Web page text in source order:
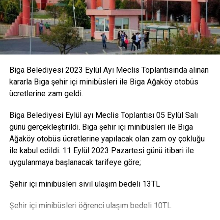
PROJE KAPSAMINDA AKBAŞ ŞEHİTLİĞİ’NDE YAPILACAK
ÇALIŞMALAR
10 bin m2 büyüklüğe sahip olan Akbaş Şehitliği’nde şehitlik
zemininde 806 mezar taşı bulunacak. 100 m2’lik rölyef
duvar kabartmalarının üzerinde 536 şehidin ismi yer
alacak. Çevre düzenlemesi ve ziyaretçilerin
dolaşabilmesine uygun düzenlemeler yapılacak.
Düzenlemeler kapsamında 2500 m2 doğal taş zemin
kaplaması ve 1000 metre doğal taş bordür ile sembolik
mezar alanları çevrelemesi yapılacak. Ana giriş kapısı,
sergi alanları, abdest alma alanları, şadırvan, tuvaletler ve
şehitliği çevreleyen duvarlar yenilenecek. Giriş kapısının
konumlandırılacak. 6000 m2 toprak alan halı çim malzeme
Biga Belediyesi 2023 Eylül Ayı Meclis Toplantısında alınan
kararla Biga şehir içi minibüsleri ile Biga Ağaköy otobüs
ücretlerine zam geldi.
Biga Belediyesi Eylül ayı Meclis Toplantısı 05 Eylül Salı
günü gerçekleştirildi. Biga şehir içi minibüsleri ile Biga
Ağaköy otobüs ücretlerine yapılacak olan zam oy çokluğu
ile kabul edildi. 11 Eylül 2023 Pazartesi günü itibari ile
uygulanmaya başlanacak tarifeye göre;
Şehir içi minibüsleri sivil ulaşım bedeli 13TL
Şehir içi minibüsleri öğrenci ulaşım bedeli 10TL